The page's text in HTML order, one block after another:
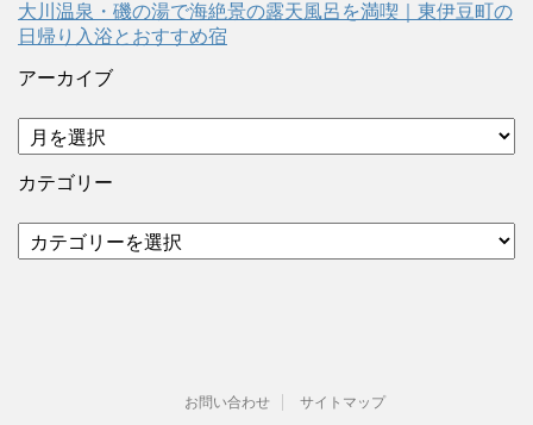
大川温泉・磯の湯で海絶景の露天風呂を満喫｜東伊豆町の
日帰り入浴とおすすめ宿
アーカイブ
ア
ー
カ
ブ
カテゴリー
テ
お問い合わせ サイトマップ